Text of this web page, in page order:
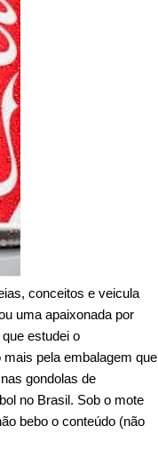
conceitos e veicula
uma apaixonada por
estudei o
pela embalagem que
gondolas de
no Brasil. Sob o mote
bebo o conteúdo (não